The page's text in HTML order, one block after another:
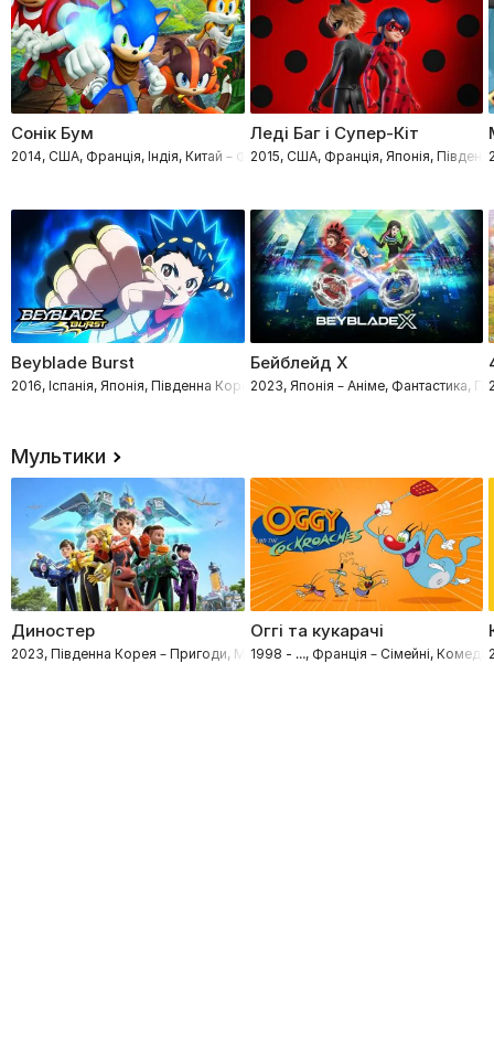
Сонік Бум
2014, США, Франція, Індія, Китай – Фантастика, Пригоди, Бойовики,
Леді Баг і Супер-Кіт
2015, США, Франція, Японія,
Beyblade Burst
2016, Іспанія, Японія, Південна Корея – Трилери, Фантастика, Пригоди,
Бейблейд X
2023, Японія – Аніме, Фантастика,
Мультики
Диностер
2023, Південна Корея – Пригоди, Мультфільми, Сімейні
Оггі та кукарачі
1998 - …, Франція – Сімейні,